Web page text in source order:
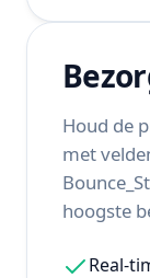
Houd de
met
hoogste
Real-